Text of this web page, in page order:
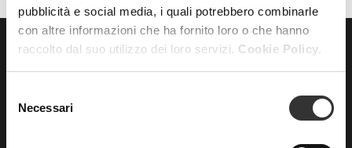
pubblicità e social media, i quali potrebbero combinarle
con altre informazioni che ha fornito loro o che hanno
raccolto dal suo utilizzo dei loro servizi. Cookie Policy.
delNecessari
ISCRIVITIalla nostra
NEWSLETTER